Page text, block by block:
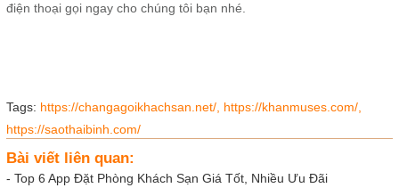
điện thoại gọi ngay cho chúng tôi bạn nhé.
Tags: https://changagoikhachsan.net/, https://khanmuses.com/,
https://saothaibinh.com/
Bài viết liên quan:
- Top 6 App Đặt Phòng Khách Sạn Giá Tốt, Nhiều Ưu Đãi